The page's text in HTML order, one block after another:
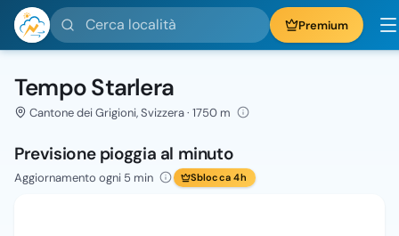
Cerca località Premium
Tempo Starlera
Cantone dei Grigioni, Svizzera · 1750 m
Previsione pioggia al minuto
Aggiornamento ogni 5 min Sblocca 4h